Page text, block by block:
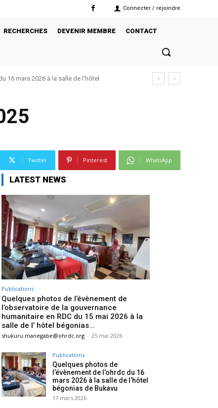
Connecter / rejoindre
RECHERCHES DEVENIR MEMBRE CONTACT
mars 2026 à la salle de l’hôtel
15 janvier 2026 à Bukavu à la salle de
Twitter Pinterest WhatsApp
LATEST NEWS
Publications
Quelques photos de l’évènement de
l’observatoire de la gouvernance
humanitaire en RDC du 15 mai 2026 à la
salle de l’ hôtel bégonias...
shukuru.manegabe@ohrdc.org - 25 mai 2026
Publications
Quelques photos de
l’évènement de l’ohrdc du 16
mars 2026 à la salle de l’hôtel
bégonias de Bukavu
17 mars 2026